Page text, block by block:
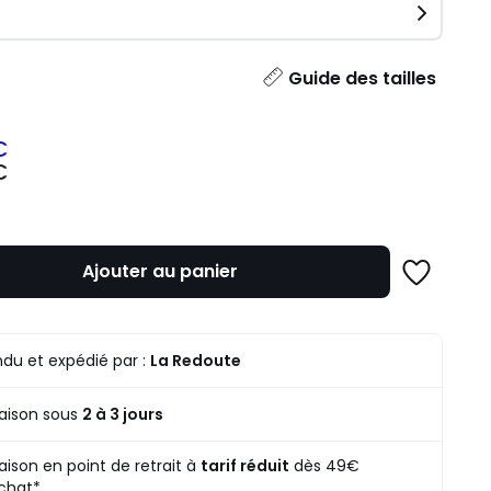
Guide des tailles
Ajouter au panier
Ajouter
et expédié par : La Redoute
sous 2 à 3 jours
en point de retrait à tarif réduit dès 49€